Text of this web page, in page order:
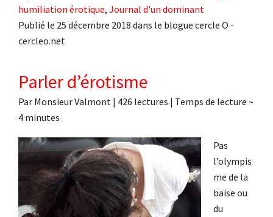
humiliation érotique, Journal d'un dominant
Publié le 25 décembre 2018 dans le blogue cercle O -
cercleo.net
Parler d’érotisme
Par Monsieur Valmont | 426 lectures | Temps de lecture ~
4 minutes
Pas
l’olympis
me de la
baise ou
du